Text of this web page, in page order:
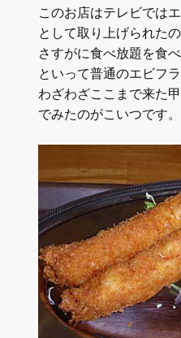
このお店はテレビでは
として取り上げられたの
さすがに食べ放題を食
といって普通のエビフ
わざわざここまで来た
でみたのがこいつです。